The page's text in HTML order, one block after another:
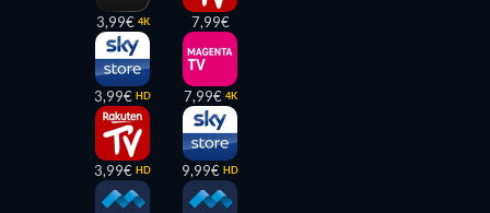
3,99€ 4K
3,99€ HD
3,99€ HD
7,99€
7,99€ 4K
9,99€ HD